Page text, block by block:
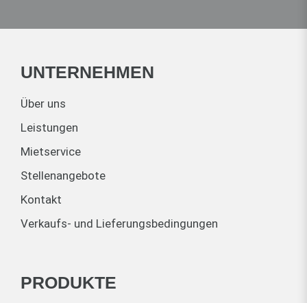
UNTERNEHMEN
Über uns
Leistungen
Mietservice
Stellenangebote
Kontakt
Verkaufs- und Lieferungsbedingungen
PRODUKTE